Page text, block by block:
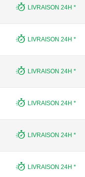
LIVRAISON 24H *
LIVRAISON 24H *
LIVRAISON 24H *
LIVRAISON 24H *
LIVRAISON 24H *
LIVRAISON 24H *